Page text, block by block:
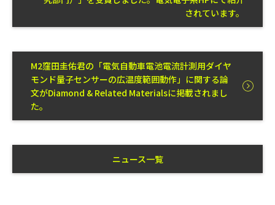
されています。
ニュース一覧
M2窪田圭佑君の「電気自動車電池電流計測用ダイヤ
モンド量子センサーの広温度範囲動作」に関する論
文がDiamond & Related Materialsに掲載されまし
た。